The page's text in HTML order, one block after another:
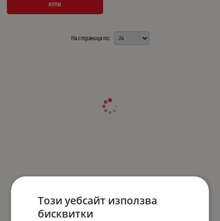
КУПИ
На страница по:
Този уебсайт използва
бисквитки